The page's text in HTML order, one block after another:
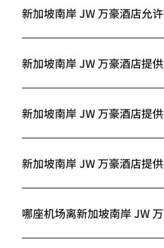
新加坡南岸 JW 万豪酒店允许
新加坡南岸 JW 万豪酒店提
新加坡南岸 JW 万豪酒店提
新加坡南岸 JW 万豪酒店提
哪座机场离新加坡南岸 JW